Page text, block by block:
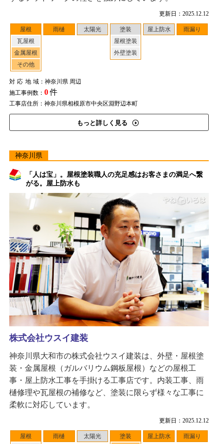
更新日：2025.12.12
屋根
瓦屋根
金属屋根
その他
雨樋 太陽光
塗装
屋根塗装
外壁塗装
屋上防水 雨漏り
対応地域：神奈川県 周辺
施工事例数： 0件
工事店住所：神奈川県相模原市中央区淵野辺本町
もっと詳しく見る
神奈川県
「人は宝」。屋根塗装職人の充足感はお客さまの満足へ繋
がる。屋上防水も
更新日：2025.12.12
屋根
雨樋 太陽光
塗装
屋上防水 雨漏り
株式会社ウスイ建装
神奈川県大和市の株式会社ウスイ建装は、外壁・屋根塗
装・金属屋根（ガルバリウム鋼板屋根）などの屋根工
事・屋上防水工事を手掛ける工事店です。内装工事、雨
樋修理や瓦屋根の補修など、塗装に限らず様々な工事に
柔軟に対応しています。